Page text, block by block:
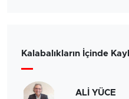
Kalabalıkların İçinde
ALİ YÜCE